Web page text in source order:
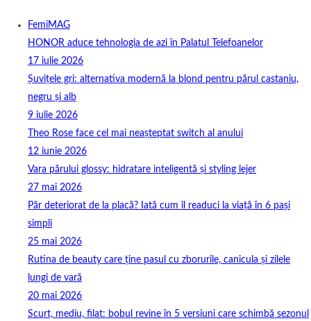
FemiMAG
HONOR aduce tehnologia de azi în Palatul Telefoanelor
17 iulie 2026
Șuvițele gri: alternativa modernă la blond pentru părul castaniu,
negru și alb
9 iulie 2026
Theo Rose face cel mai neașteptat switch al anului
12 iunie 2026
Vara părului glossy: hidratare inteligentă și styling lejer
27 mai 2026
Păr deteriorat de la placă? Iată cum îl readuci la viață în 6 pași
simpli
25 mai 2026
Rutina de beauty care ține pasul cu zborurile, canicula și zilele
lungi de vară
20 mai 2026
Scurt, mediu, filat: bobul revine în 5 versiuni care schimbă sezonul